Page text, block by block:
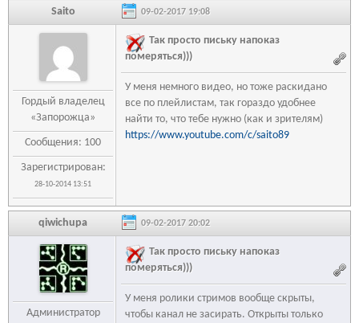
Saito 09-02-2017 19:08
Гордый владелец
«Запорожца»
Сообщения: 100
Зарегистрирован:
28-10-2014 13:51
Так просто письку напоказ
померяться)))
У меня немного видео, но тоже раскидано
все по плейлистам, так гораздо удобнее
найти то, что тебе нужно (как и зрителям)
https://www.youtube.com/c/saito89
qiwichupa 09-02-2017 20:02
Администратор
Так просто письку напоказ
померяться)))
У меня ролики стримов вообще скрыты,
чтобы канал не засирать. Открыты только